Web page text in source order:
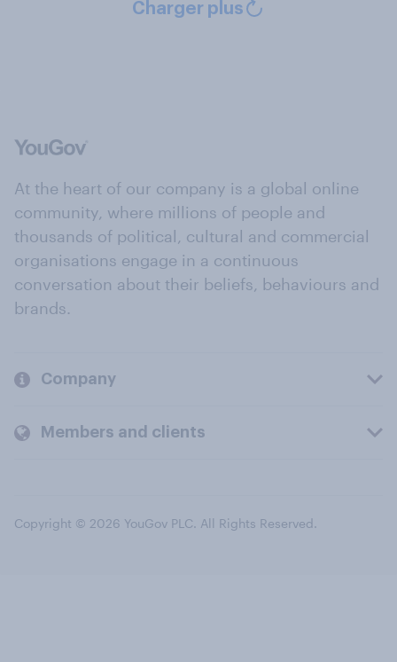
Charger plus
At the heart of our company is a global online
community, where millions of people and
thousands of political, cultural and commercial
organisations engage in a continuous
conversation about their beliefs, behaviours and
brands.
Company
Members and clients
Copyright © 2026 YouGov PLC. All Rights Reserved.